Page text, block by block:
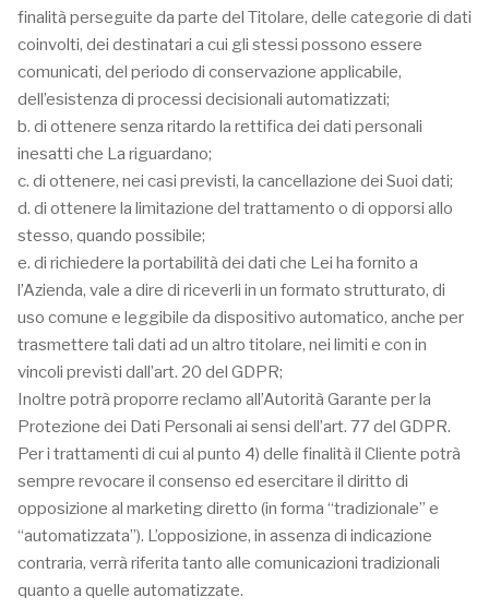
finalità perseguite da parte del Titolare, delle categorie di dati
coinvolti, dei destinatari a cui gli stessi possono essere
comunicati, del periodo di conservazione applicabile,
dell’esistenza di processi decisionali automatizzati;
b. di ottenere senza ritardo la rettifica dei dati personali
inesatti che La riguardano;
c. di ottenere, nei casi previsti, la cancellazione dei Suoi dati;
d. di ottenere la limitazione del trattamento o di opporsi allo
stesso, quando possibile;
e. di richiedere la portabilità dei dati che Lei ha fornito a
l’Azienda, vale a dire di riceverli in un formato strutturato, di
uso comune e leggibile da dispositivo automatico, anche per
trasmettere tali dati ad un altro titolare, nei limiti e con in
vincoli previsti dall’art. 20 del GDPR;
Inoltre potrà proporre reclamo all’Autorità Garante per la
Protezione dei Dati Personali ai sensi dell’art. 77 del GDPR.
Per i trattamenti di cui al punto 4) delle finalità il Cliente potrà
sempre revocare il consenso ed esercitare il diritto di
opposizione al marketing diretto (in forma “tradizionale” e
“automatizzata”). L’opposizione, in assenza di indicazione
contraria, verrà riferita tanto alle comunicazioni tradizionali
quanto a quelle automatizzate.